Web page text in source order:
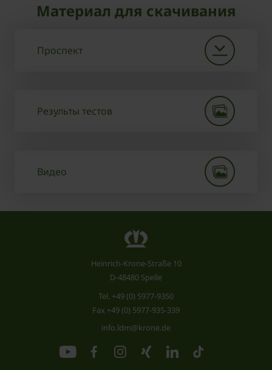
Материал для скачивания
Проспект
Результы тестов
Видео
Heinrich-Krone-Straße 10
D-48480 Spelle
Tel. +49 (0) 5977-9350
Fax +49 (0) 5977-935-339
info.ldm@krone.de